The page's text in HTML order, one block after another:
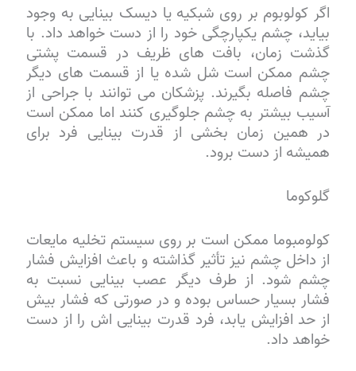
اگر کولوبوم بر روی شبکیه یا دیسک بینایی به وجود
بیاید، چشم یکپارچگی خود را از دست خواهد داد. با
گذشت زمان، بافت های ظریف در قسمت پشتی
چشم ممکن است شل شده یا از قسمت های دیگر
چشم فاصله بگیرند. پزشکان می توانند با جراحی از
آسیب بیشتر به چشم جلوگیری کنند اما ممکن است
در همین زمان بخشی از قدرت بینایی فرد برای
همیشه از دست برود.
گلوکوما
کولومبوما ممکن است بر روی سیستم تخلیه مایعات
از داخل چشم نیز تأثیر گذاشته و باعث افزایش فشار
چشم شود. از طرف دیگر عصب بینایی نسبت به
فشار بسیار حساس بوده و در صورتی که فشار بیش
از حد افزایش یابد، فرد قدرت بینایی اش را از دست
خواهد داد.